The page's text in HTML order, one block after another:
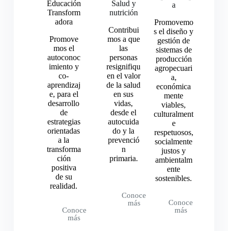
Educación
Transform
adora
Promove
mos el
autoconoc
imiento y
co-
aprendizaj
e, para el
desarrollo
de
estrategias
orientadas
a la
transforma
ción
positiva
de su
realidad.
Conoce
más
Salud y
nutrición
Contribui
mos a que
las
personas
resignifiqu
en el valor
de la salud
en sus
vidas,
desde el
autocuida
do y la
prevenció
n
primaria.
Conoce
más
a
Promovemo
s el diseño y
gestión de
sistemas de
producción
agropecuari
a,
económica
mente
viables,
culturalment
e
respetuosos,
socialmente
justos y
ambientalm
ente
sostenibles.
Conoce
más